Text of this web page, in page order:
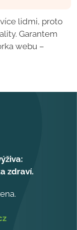
lidmi, proto
Garantem
webu –
zdraví.